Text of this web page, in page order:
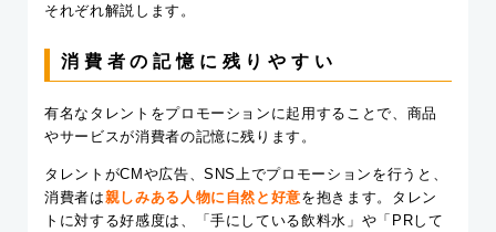
それぞれ解説します。
消費者の記憶に残りやすい
有名なタレントをプロモーションに起用することで、商品
やサービスが消費者の記憶に残ります。
タレントがCMや広告、SNS上でプロモーションを行うと、
消費者は親しみある人物に自然と好意を抱きます。タレン
トに対する好感度は、「手にしている飲料水」や「PRして